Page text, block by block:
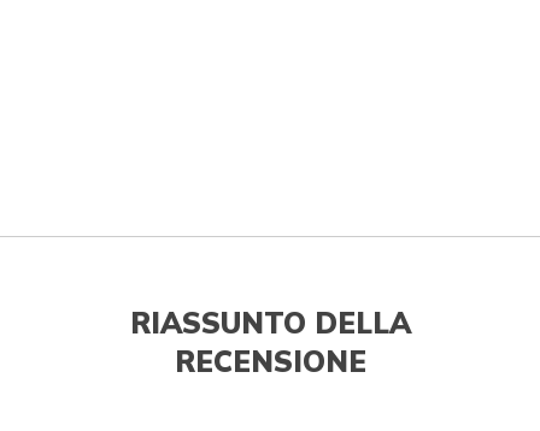
RIASSUNTO DELLA
RECENSIONE